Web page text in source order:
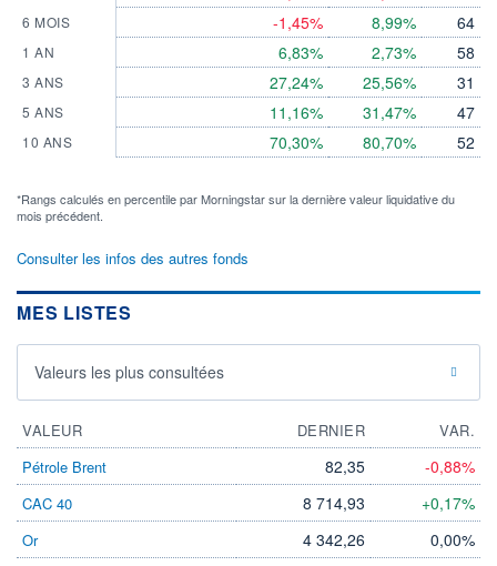
6 MOIS
1 AN
3 ANS
5 ANS
10 ANS
-1,45%
6,83%
27,24%
11,16%
70,30%
8,99%
2,73%
25,56%
31,47%
80,70%
64
58
31
47
52
*Rangs calculés en percentile par Morningstar sur la dernière valeur liquidative du
mois précédent.
Consulter les infos des autres fonds
MES LISTES
Valeurs les plus consultées
VALEUR DERNIER
VAR.
Pétrole Brent
82,35 -0,88%
CAC 40 8 714,93 +0,17%
Or 4 342,26 0,00%